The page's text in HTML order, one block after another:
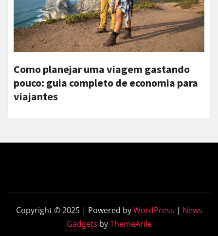
Como planejar uma viagem gastando
pouco: guia completo de economia para
viajantes
Copyright © 2025 | Powered byWordPress | News
Gadgets byThemeArile